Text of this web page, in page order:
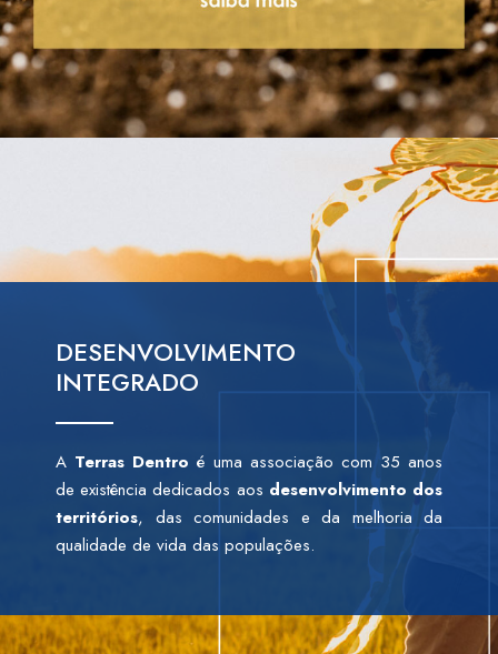
DESENVOLVIMENTO
INTEGRADO
A Terras Dentro é uma associação com 35 anos
de existência dedicados aos desenvolvimento dos
territórios, das comunidades e da melhoria da
qualidade de vida das populações.